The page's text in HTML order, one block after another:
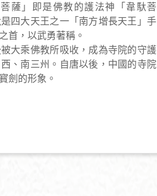
薩」即是佛教的護法神「韋馱菩
四大天王之一「南方增長天王」手
首，以武勇著稱。
大乘佛教所吸收，成為寺院的守護
、南三州。自唐以後，中國的寺院
劍的形象。